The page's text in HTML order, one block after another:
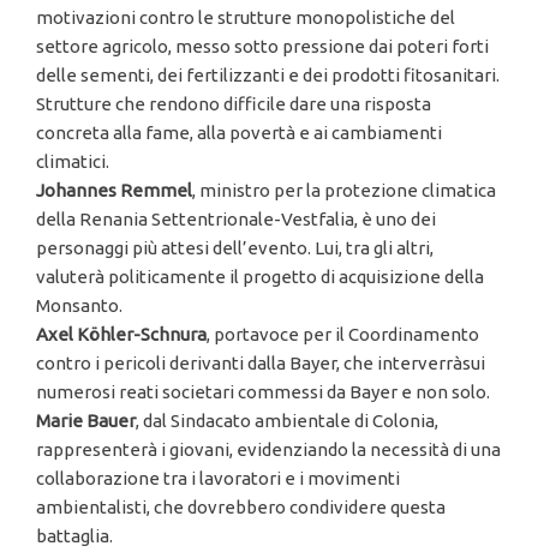
motivazioni contro le strutture monopolistiche del
settore agricolo, messo sotto pressione dai poteri forti
delle sementi, dei fertilizzanti e dei prodotti fitosanitari.
Strutture che rendono difficile dare una risposta
concreta alla fame, alla povertà e ai cambiamenti
climatici.
Johannes Remmel, ministro per la protezione climatica
della Renania Settentrionale-Vestfalia, è uno dei
personaggi più attesi dell’evento. Lui, tra gli altri,
valuterà politicamente il progetto di acquisizione della
Monsanto.
Axel Köhler-Schnura, portavoce per il Coordinamento
contro i pericoli derivanti dalla Bayer, che interverràsui
numerosi reati societari commessi da Bayer e non solo.
Marie Bauer, dal Sindacato ambientale di Colonia,
rappresenterà i giovani, evidenziando la necessità di una
collaborazione tra i lavoratori e i movimenti
ambientalisti, che dovrebbero condividere questa
battaglia.